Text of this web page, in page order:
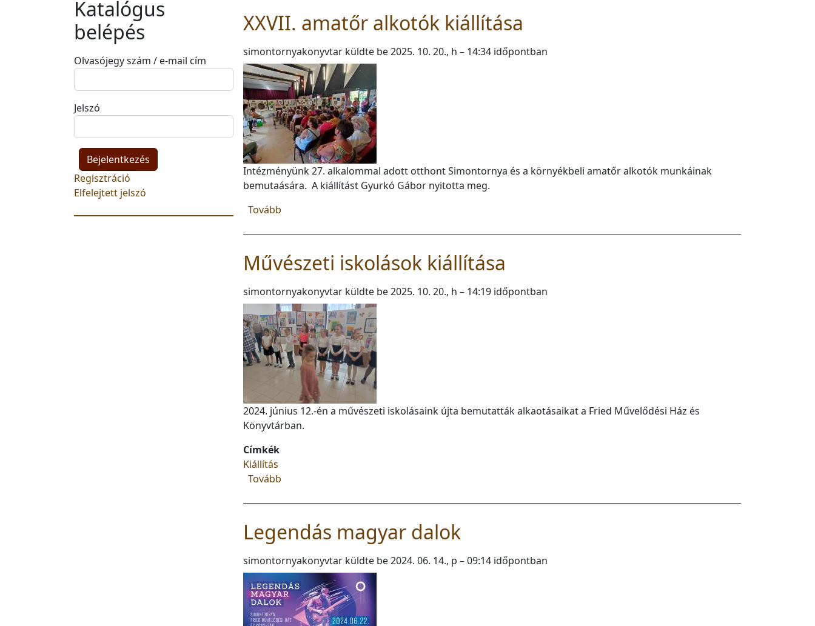
Katalógus
belépés
Olvasójegy szám / e-mail cím
Jelszó
Regisztráció
Elfelejtett jelszó
XXVII. amatőr alkotók kiállítása
simontornyakonyvtar küldte be2025. 10. 20., h – 14:34 időpontban
Intézményünk 27. alkalommal adott otthont Simontornya és a környékbeli amatőr alkotók munkáinak
bemutaására. A kiállítást Gyurkó Gábor nyitotta meg.
Tovább
Művészeti iskolások kiállítása
simontornyakonyvtar küldte be2025. 10. 20., h – 14:19 időpontban
2024. június 12.-én a művészeti iskolásaink újta bemutatták alkaotásaikat a Fried Művelődési Ház és
Könyvtárban.
Címkék
Kiállítás
Tovább
Legendás magyar dalok
simontornyakonyvtar küldte be2024. 06. 14., p – 09:14 időpontban